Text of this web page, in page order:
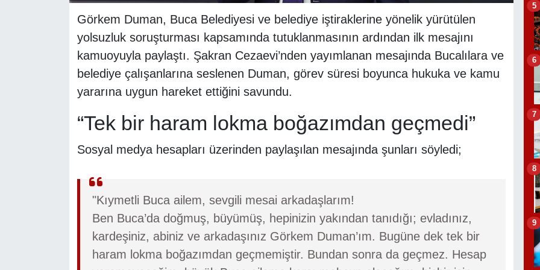
Görkem Duman, Buca Belediyesi ve belediye iştiraklerine yönelik yürütülen
yolsuzluk soruşturması kapsamında tutuklanmasının ardından ilk mesajını
kamuoyuyla paylaştı. Şakran Cezaevi’nden yayımlanan mesajında Bucalılara ve
belediye çalışanlarına seslenen Duman, görev süresi boyunca hukuka ve kamu
yararına uygun hareket ettiğini savundu.
“Tek bir haram lokma boğazımdan geçmedi”
Sosyal medya hesapları üzerinden paylaşılan mesajında şunları söyledi;
"Kıymetli Buca ailem, sevgili mesai arkadaşlarım!
Ben Buca’da doğmuş, büyümüş, hepinizin yakından tanıdığı; evladınız,
kardeşiniz, abiniz ve arkadaşınız Görkem Duman’ım. Bugüne dek tek bir
haram lokma boğazımdan geçmemiştir. Bundan sonra da geçmez. Hesap
5
6
7
8
9